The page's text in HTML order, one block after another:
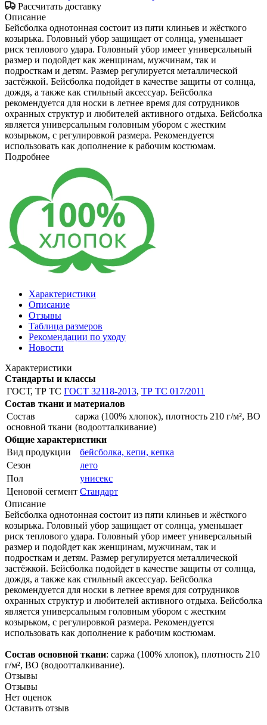
Рассчитать доставку
Описание
Бейсболка однотонная состоит из пяти клиньев и жёсткого
козырька. Головный убор защищает от солнца, уменьшает
риск теплового удара. Головный убор имеет универсальный
размер и подойдет как женщинам, мужчинам, так и
подросткам и детям. Размер регулируется металлической
застёжкой. Бейсболка подойдет в качестве защиты от солнца,
дождя, а также как стильный аксессуар. Бейсболка
рекомендуется для носки в летнее время для сотрудников
охранных структур и любителей активного отдыха. Бейсболка
является универсальным головным убором с жестким
козырьком, с регулировкой размера. Рекомендуется
использовать как дополнение к рабочим костюмам.
Подробнее
Характеристики
Описание
Отзывы
Таблица размеров
Рекомендации по уходу
Новости
Характеристики
Стандарты и классы
ГОСТ, ТР ТС ГОСТ 32118-2013, ТР ТС 017/2011
Состав ткани и материалов
Состав
основной ткани
саржа (100% хлопок), плотность 210 г/м², ВО
(водоотталкивание)
Общие характеристики
Вид продукции
бейсболка, кепи, кепка
Сезон
лето
Пол
унисекс
Ценовой сегмент Стандарт
Описание
Бейсболка однотонная состоит из пяти клиньев и жёсткого
козырька. Головный убор защищает от солнца, уменьшает
риск теплового удара. Головный убор имеет универсальный
размер и подойдет как женщинам, мужчинам, так и
подросткам и детям. Размер регулируется металлической
застёжкой. Бейсболка подойдет в качестве защиты от солнца,
дождя, а также как стильный аксессуар. Бейсболка
рекомендуется для носки в летнее время для сотрудников
охранных структур и любителей активного отдыха. Бейсболка
является универсальным головным убором с жестким
козырьком, с регулировкой размера. Рекомендуется
использовать как дополнение к рабочим костюмам.
Состав основной ткани: саржа (100% хлопок), плотность 210
г/м², ВО (водоотталкивание).
Отзывы
Отзывы
Нет оценок
Оставить отзыв